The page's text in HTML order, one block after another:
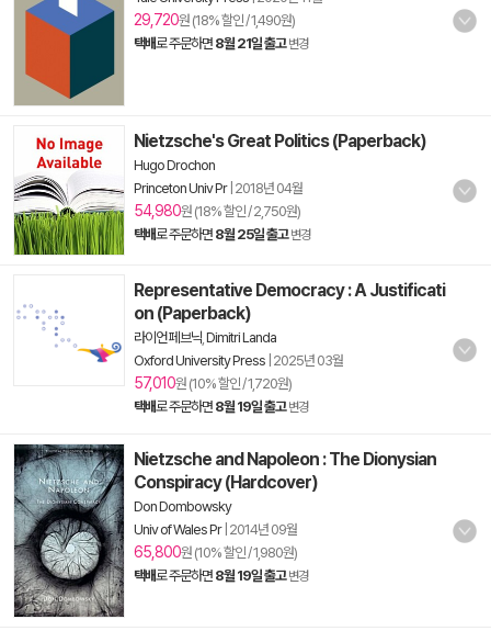
29,720원 (18% 할인 / 1,490원)
택배로 주문하면 8월 21일 출고 변경
Nietzsche's Great Politics (Paperback)
Hugo Drochon
Princeton Univ Pr| 2018년 04월
54,980원 (18% 할인 / 2,750원)
택배로 주문하면 8월 25일 출고 변경
Representative Democracy : A Justificati
on (Paperback)
라이언 페브닉 Dimitri Landa
Oxford University Press 2025년 03월
57,010원 (10% 할인 / 1,720원)
택배로 주문하면 8월 19일 출고 변경
Nietzsche and Napoleon : The Dionysian
Conspiracy (Hardcover)
Don Dombowsky
Univ of Wales Pr 2014년 09월
65,800원 (10% 할인 / 1,980원)
택배로 주문하면 8월 19일 출고 변경